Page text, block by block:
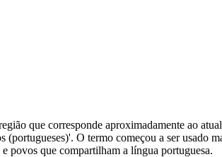
que corresponde aproximadamente ao
O termo começou a ser usado
povos que compartilham a língua portuguesa.